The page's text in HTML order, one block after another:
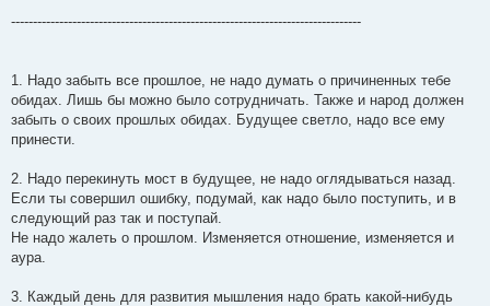
--------------------------------------------------------------------------------
1. Надо забыть все прошлое, не надо думать о причиненных тебе
обидах. Лишь бы можно было сотрудничать. Также и народ должен
забыть о своих прошлых обидах. Будущее светло, надо все ему
принести.
2. Надо перекинуть мост в будущее, не надо оглядываться назад.
Если ты совершил ошибку, подумай, как надо было поступить, и в
следующий раз так и поступай.
Не надо жалеть о прошлом. Изменяется отношение, изменяется и
аура.
3. Каждый день для развития мышления надо брать какой-нибудь